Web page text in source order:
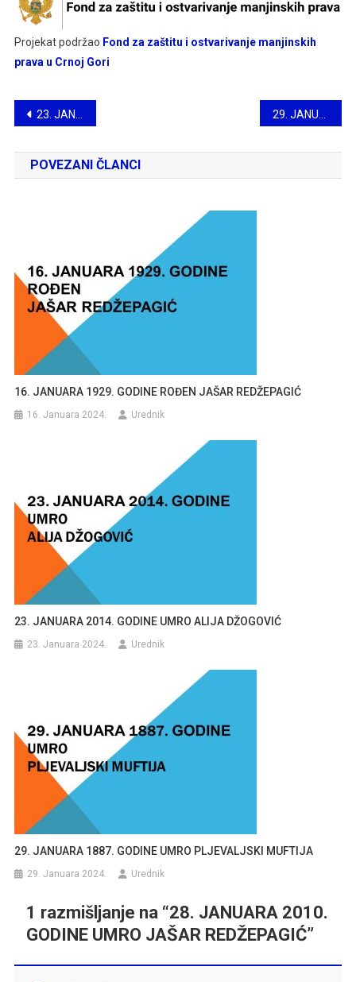
Projekat podržao Fond za zaštitu i ostvarivanje manjinskih
prava u Crnoj Gori
Navigacija
članaka
23. JANUARA 2014. GODINE UMRO ALIJA DŽOGOVIĆ 29. JANUARA 1887. GODINE UMRO PLJEVALJSKI MUFTIJA
POVEZANI ČLANCI
16. JANUARA 1929. GODINE ROĐEN JAŠAR REDŽEPAGIĆ
16. Januara 2024. Urednik
23. JANUARA 2014. GODINE UMRO ALIJA DŽOGOVIĆ
23. Januara 2024. Urednik
29. JANUARA 1887. GODINE UMRO PLJEVALJSKI MUFTIJA
29. Januara 2024. Urednik
1 razmišljanje na “28. JANUARA 2010.
GODINE UMRO JAŠAR REDŽEPAGIĆ”